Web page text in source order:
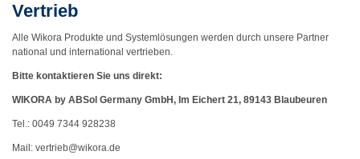
Vertrieb
Alle Wikora Produkte und Systemlösungen werden durch unsere Partner
national und international vertrieben.
Bitte kontaktieren Sie uns direkt:
WIKORA by ABSol Germany GmbH, Im Eichert 21, 89143 Blaubeuren
Tel.: 0049 7344 928238
Mail: vertrieb@wikora.de